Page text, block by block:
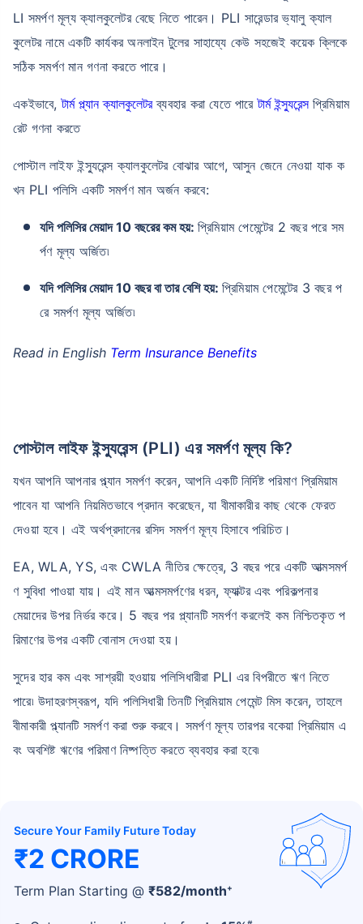
LI সমর্পণ মূল্য ক্যালকুলেটর বেছে নিতে পারেন। PLI সারেন্ডার ভ্যালু ক্যাল
কুলেটর নামে একটি কার্যকর অনলাইন টুলের সাহায্যে কেউ সহজেই কয়েক ক্লিকে
সঠিক সমর্পণ মান গণনা করতে পারে।
একইভাবে,টার্ম প্ল্যান ক্যালকুলেটরব্যবহার করা যেতে পারেটার্ম ইন্স্যুরেন্সপ্রিমিয়াম
রেট গণনা করতে
পোস্টাল লাইফ ইন্স্যুরেন্স ক্যালকুলেটর বোঝার আগে, আসুন জেনে নেওয়া যাক ক
খন PLI পলিসি একটি সমর্পণ মান অর্জন করবে:
যদি পলিসির মেয়াদ 10 বছরের কম হয়: প্রিমিয়াম পেমেন্টের 2 বছর পরে সম
র্পণ মূল্য অর্জিত৷
যদি পলিসির মেয়াদ 10 বছর বা তার বেশি হয়: প্রিমিয়াম পেমেন্টের 3 বছর প
রে সমর্পণ মূল্য অর্জিত৷
Read in English Term Insurance Benefits
পোস্টাল লাইফ ইন্স্যুরেন্স (PLI) এর সমর্পণ মূল্য কি?
যখন আপনি আপনার প্ল্যান সমর্পণ করেন, আপনি একটি নির্দিষ্ট পরিমাণ প্রিমিয়াম
পাবেন যা আপনি নিয়মিতভাবে প্রদান করেছেন, যা বীমাকারীর কাছ থেকে ফেরত
দেওয়া হবে। এই অর্থপ্রদানের রসিদ সমর্পণ মূল্য হিসাবে পরিচিত।
EA, WLA, YS, এবং CWLA নীতির ক্ষেত্রে, 3 বছর পরে একটি আত্মসমর্প
ণ সুবিধা পাওয়া যায়। এই মান আত্মসমর্পণের ধরন, ফ্যাক্টর এবং পরিকল্পনার
মেয়াদের উপর নির্ভর করে। 5 বছর পর প্ল্যানটি সমর্পণ করলেই কম নিশ্চিতকৃত প
রিমাণের উপর একটি বোনাস দেওয়া হয়।
সুদের হার কম এবং সাশ্রয়ী হওয়ায় পলিসিধারীরা PLI এর বিপরীতে ঋণ নিতে
পারে৷ উদাহরণস্বরূপ, যদি পলিসিধারী তিনটি প্রিমিয়াম পেমেন্ট মিস করেন, তাহলে
বীমাকারী প্ল্যানটি সমর্পণ করা শুরু করবে। সমর্পণ মূল্য তারপর বকেয়া প্রিমিয়াম এ
বং অবশিষ্ট ঋণের পরিমাণ নিষ্পত্তি করতে ব্যবহার করা হবে৷
Secure Your Family Future Today
₹2 CRORE
Term Plan Starting @ ₹582/month+
বয়স কীভাবে টার্ম ইন্স্যুরেন্স
প্রিমিয়ামকে প্রভাবিত করে
₹ ৪৩৪/মাস*
৪৪ বছর